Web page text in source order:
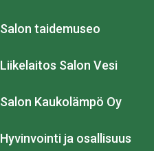
Salon taidemuseo
Liikelaitos Salon Vesi
Salon Kaukolämpö Oy
Hyvinvointi ja osallisuus